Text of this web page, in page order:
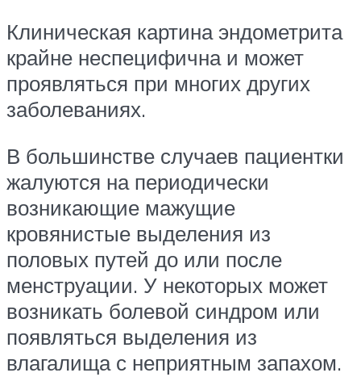
Клиническая картина эндометрита
крайне неспецифична и может
проявляться при многих других
заболеваниях.
В большинстве случаев пациентки
жалуются на периодически
возникающие мажущие
кровянистые выделения из
половых путей до или после
менструации. У некоторых может
возникать болевой синдром или
появляться выделения из
влагалища с неприятным запахом.